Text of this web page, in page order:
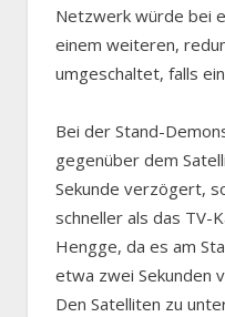
Netzwerk würde bei
einem weiteren,
umgeschaltet, falls
Bei der Stand-
gegenüber dem
Sekunde verzögert,
schneller als das TV-
Hengge, da es am
etwa zwei Sekunden
Den Satelliten zu